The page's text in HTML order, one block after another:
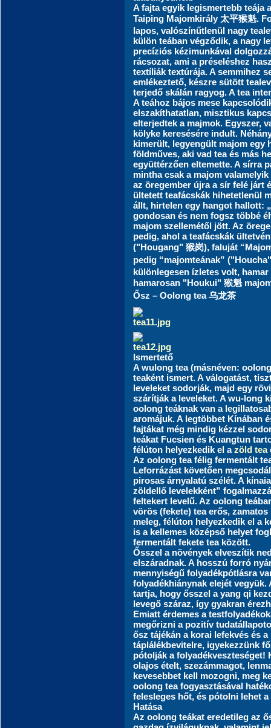
A fajta egyik legismertebb teája
Taiping Majomkirály 太平猴魁.
lapos, valószínűtlenül nagy
külön teában végződik, a nagy
precíziós kézimunkával
rácsozat, ami a préseléshez
textíliák textúrája. A semmihez
emlékeztető, készre sütött
terjedő skálán ragyog. A tea
A teához bájos mese
elszakíthatatlan, misztikus
elterjedtek a majmok. Egyszer,
kölyke keresésére indult.
kimerült, legyengült majom egy
földműves, aki vad tea és más
együttérzően eltemette. A sírra
mintha csak a majom
az öregember újra a sír felé járt
ültetett teafácskák hihetetlenül
állt, hirtelen egy hangot hallott:
gondosan és nem fogsz többé
majom szellemétől jött. Az
pedig, ahol a teafácskák
("Hougang" 猴岗), faluját
pedig “majomteának”
különlegesen ízletes volt,
hamarosan "Houkui" 猴魁
Ősz – Oolong tea 乌龙茶
Ismertető
A wulong tea (másnéven:
teaként ismert. A válogatást,
leveleket sodorják, majd egy
szárítják a leveleket. A wu-long
oolong teáknak van a
aromájuk. A legtöbbet Kínában
fajtákat még mindig kézzel
teákat Fucsien és Kuangtun
félúton helyezkedik el azöld tea
Az oolong tea félig fermentált
Leforrázást követően
pirosas árnyalatú szélét. A
zöldellő levelekként”
feltekert levelű. Az oolong
vörös (fekete) tea erős,
meleg, félúton helyezkedik el a
is a kellemes középső helyet
fermentált fekete tea között.
Ősszel a növények elveszítik
elszáradnak. A hosszú forró
mennyiségű folyadékpótlásra
folyadékhiánynak elejét
tartja, hogy ősszel a yang qi
levegő száraz, így gyakran
Emiatt érdemes a
megőrizni a pozitív
ősz tájékán a korai lefekvés és
táplálékbevitelre, igyekezzünk
pótolják a
olajos ételt, szezámmagot,
kevesebbet kell mozogni, meg
oolong tea fogyasztásával
felesleges hőt, és pótolni lehet
Hatása
Az oolong teákat eredetileg az